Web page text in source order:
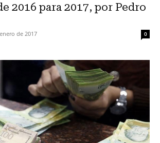
2016 para 2017, por Pedro
de 2017 0